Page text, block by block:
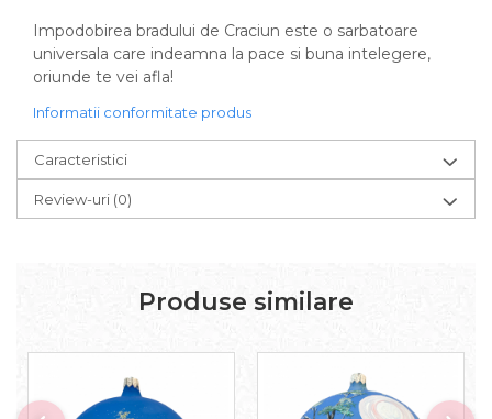
Impodobirea bradului de Craciun este o sarbatoare
universala care indeamna la pace si buna intelegere,
oriunde te vei afla!
Informatii conformitate produs
Caracteristici
Review-uri (0)
Produse similare